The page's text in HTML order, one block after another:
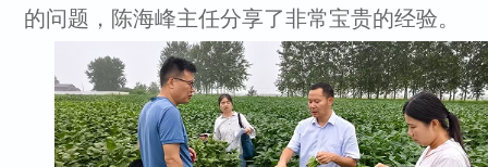
的问题，陈海峰主任分享了非常宝贵的经验。